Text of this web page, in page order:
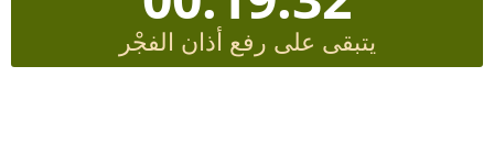
يتبقى على رفع أذان الفجْر